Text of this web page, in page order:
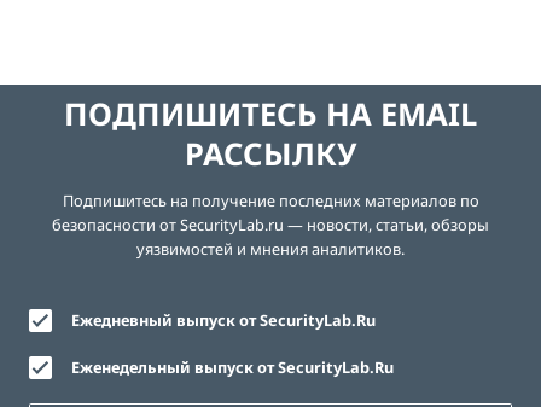
ПОДПИШИТЕСЬ НА EMAIL
РАССЫЛКУ
Подпишитесь на получение последних материалов по
безопасности от SecurityLab.ru — новости, статьи, обзоры
уязвимостей и мнения аналитиков.
Ежедневный выпуск от SecurityLab.Ru
Еженедельный выпуск от SecurityLab.Ru